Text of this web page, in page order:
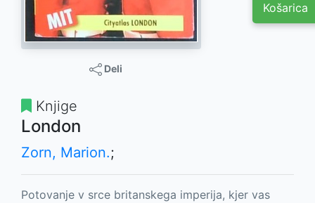
Košarica
Deli
Knjige
London
Zorn, Marion.;
Potovanje v srce britanskega imperija, kjer vas